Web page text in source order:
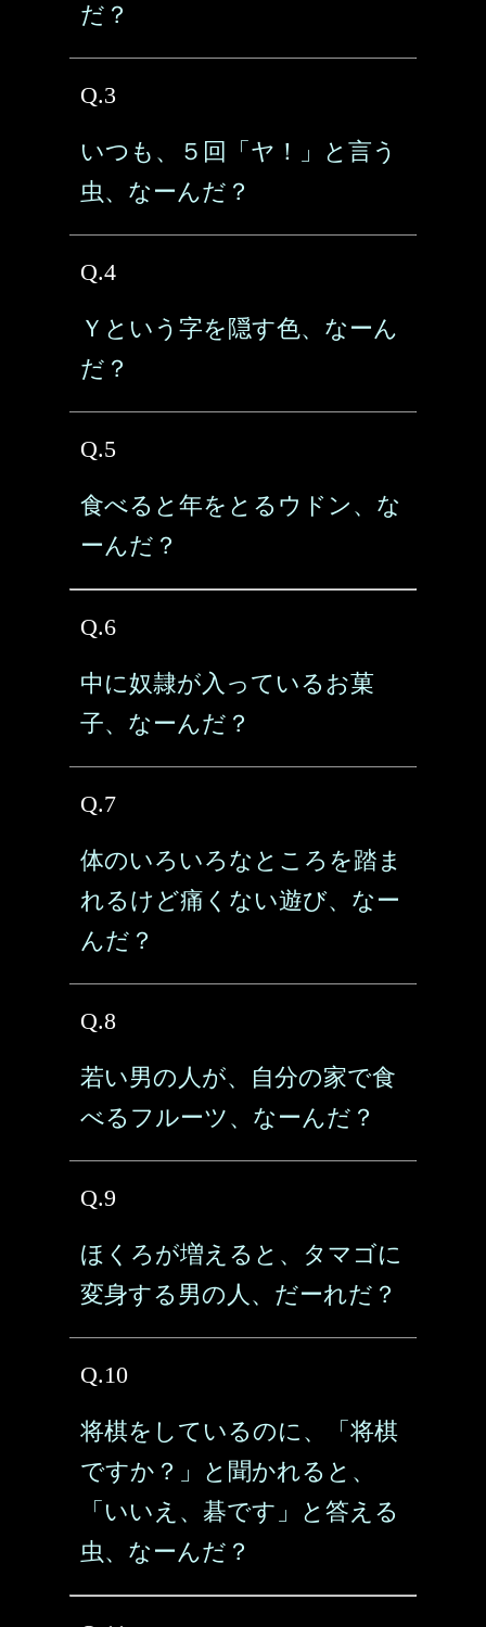
だ？
Q.3
いつも、５回「ヤ！」と言う
虫、なーんだ？
Q.4
Ｙという字を隠す色、なーん
だ？
Q.5
食べると年をとるウドン、な
ーんだ？
Q.6
中に奴隷が入っているお菓
子、なーんだ？
Q.7
体のいろいろなところを踏ま
れるけど痛くない遊び、なー
んだ？
Q.8
若い男の人が、自分の家で食
べるフルーツ、なーんだ？
Q.9
ほくろが増えると、タマゴに
変身する男の人、だーれだ？
Q.10
将棋をしているのに、「将棋
ですか？」と聞かれると、
「いいえ、碁です」と答える
虫、なーんだ？